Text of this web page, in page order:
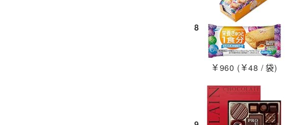
8
￥960 (￥48 / 袋)